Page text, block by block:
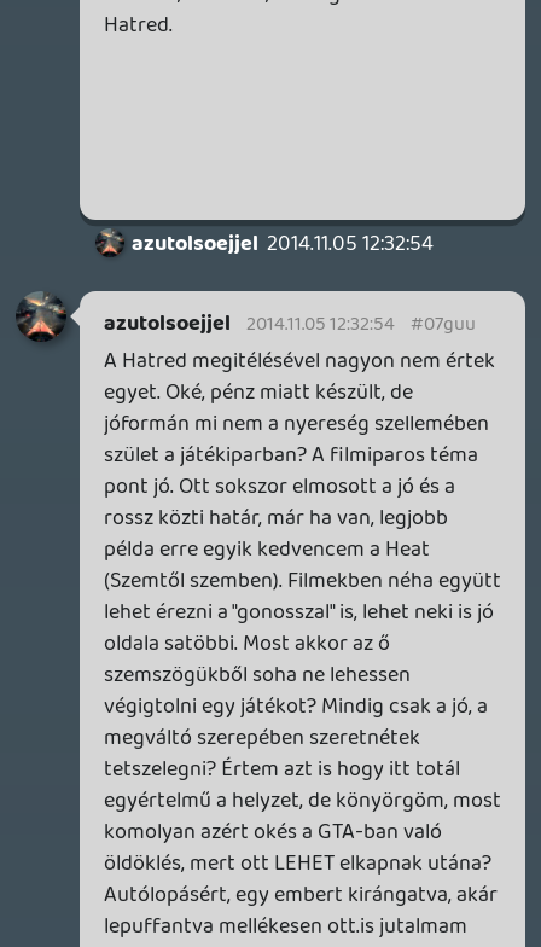
hianyzott hogy legyen valami hasonlo.
Nálam Pocket Castsban gond nélkül
megjelenik minden.
goo.gl
hozzáadni a lenti xml-t.
pepimama 2014.11.05 09:03:20 #07guq
Köszi szépen, de már benne voltatok
(Androidos teló, Podkicker alkalmazás) az
összes régebbi simán jött, de most nem
frissíti 😞
Így a konnektorban sem tudlak hallgatni
Warhawk
2014.11.04 15:21:59
Warhawk
Ott az on gepeben van a hiba, en ituneson
is latom, pocket castsban is es az xmlben
Podcast 106
Gamer365.hu
2014 november: Botrányok, Sötét Lelkek
és tömeggyilkosságok
Tommy_Angelo 2014.11.04 21:50:36